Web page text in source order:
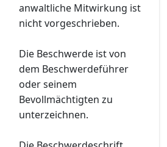
anwaltliche Mitwirkung ist
nicht vorgeschrieben.
Die Beschwerde ist von
dem Beschwerdeführer
oder seinem
Bevollmächtigten zu
unterzeichnen.